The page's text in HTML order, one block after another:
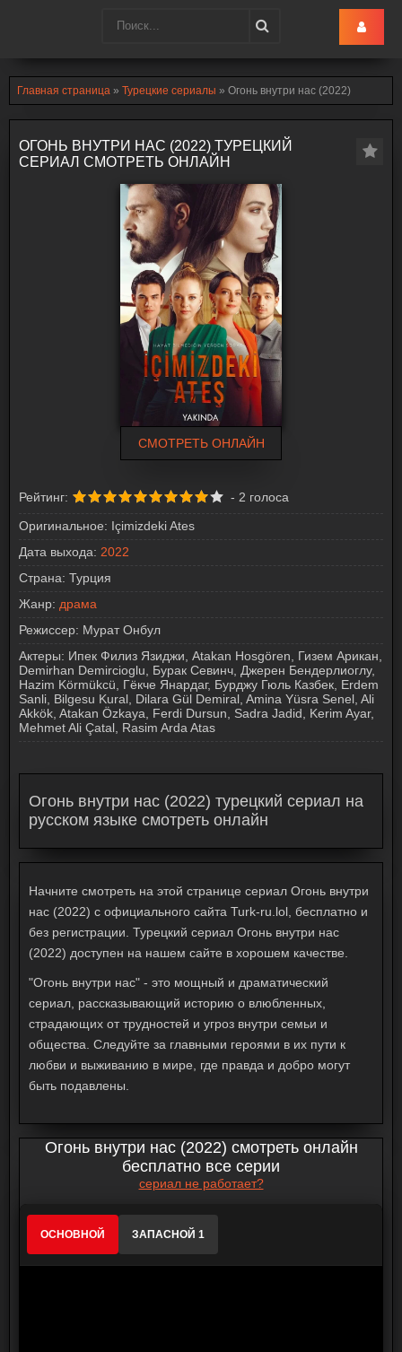
Главная страница » Турецкие сериалы » Огонь внутри нас (2022)
ОГОНЬ ВНУТРИ НАС (2022) ТУРЕЦКИЙ
СЕРИАЛ СМОТРЕТЬ ОНЛАЙН
СМОТРЕТЬ ОНЛАЙН
Рейтинг: - 2 голоса
Оригинальное: Içimizdeki Ates
Дата выхода: 2022
Страна: Турция
Жанр: драма
Режиссер: Мурат Онбул
Актеры: Ипек Филиз Язиджи, Atakan Hosgören, Гизем Арикан,
Demirhan Demircioglu, Бурак Севинч, Джерен Бендерлиоглу,
Hazim Körmükcü, Гёкче Янардаг, Бурджу Гюль Казбек, Erdem
Sanli, Bilgesu Kural, Dilara Gül Demiral, Amina Yüsra Senel, Ali
Akkök, Atakan Özkaya, Ferdi Dursun, Sadra Jadid, Kerim Ayar,
Mehmet Ali Çatal, Rasim Arda Atas
Огонь внутри нас (2022) турецкий сериал на
русском языке смотреть онлайн
Начните смотреть на этой странице сериал Огонь внутри
нас (2022) с официального сайта Turk-ru.lol, бесплатно и
без регистрации. Турецкий сериал Огонь внутри нас
(2022) доступен на нашем сайте в хорошем качестве.
"Огонь внутри нас" - это мощный и драматический
сериал, рассказывающий историю о влюбленных,
страдающих от трудностей и угроз внутри семьи и
общества. Следуйте за главными героями в их пути к
любви и выживанию в мире, где правда и добро могут
быть подавлены.
Огонь внутри нас (2022) смотреть онлайн
бесплатно все серии
сериал не работает?
ОСНОВНОЙ ЗАПАСНОЙ 1
Turk-Ru.lol